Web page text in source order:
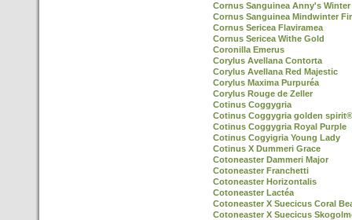
Cornus Sanguinea Anny's Winter
Cornus Sanguinea Mindwinter
Cornus Sericea Flaviramea
Cornus Sericea Withe Gold
Coronilla Emerus
Corylus Avellana Contorta
Corylus Avellana Red Majestic
Corylus Maxima Purpuréa
Corylus Rouge de Zeller
Cotinus Coggygria
Cotinus Coggygria golden spirit®
Cotinus Coggygria Royal Purple
Cotinus Cogyigria Young Lady
Cotinus X Dummeri Grace
Cotoneaster Dammeri Major
Cotoneaster Franchetti
Cotoneaster Horizontalis
Cotoneaster Lactéa
Cotoneaster X Suecicus Coral
Cotoneaster X Suecicus